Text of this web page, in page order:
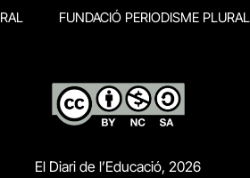
FUNDACIÓ PERIODISME PLURAL
El Diari de l’Educació, 2026